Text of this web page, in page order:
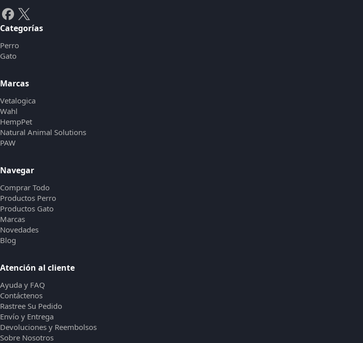
Categorías
Perro
Gato
Marcas
Vetalogica
Wahl
HempPet
Natural Animal Solutions
PAW
Navegar
Comprar Todo
Productos Perro
Productos Gato
Marcas
Novedades
Blog
Atención al cliente
Ayuda y FAQ
Contáctenos
Rastree Su Pedido
Envío y Entrega
Devoluciones y Reembolsos
Sobre Nosotros